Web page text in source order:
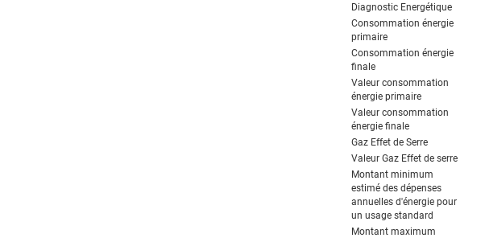
Diagnostic Energétique
Consommation énergie
primaire
Consommation énergie
finale
Valeur consommation
énergie primaire
Valeur consommation
énergie finale
Gaz Effet de Serre
Valeur Gaz Effet de serre
Montant minimum
estimé des dépenses
annuelles d'énergie pour
un usage standard
Montant maximum